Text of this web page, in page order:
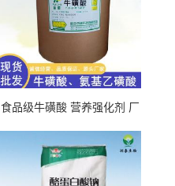
食品级牛磺酸 营养强化剂 厂